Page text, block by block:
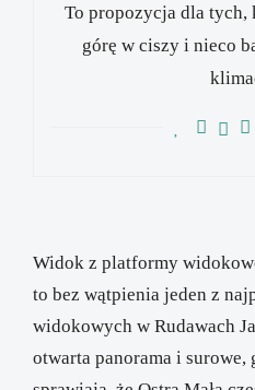
To propozycja dla
górę w ciszy i nieco
Widok z platformy
to bez wątpienia jeden z
widokowych w Rudawach
otwarta panorama i surowe,